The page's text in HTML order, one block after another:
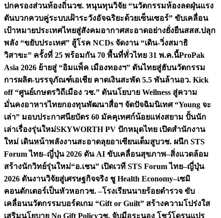
ปกครองส่วนท้องถิ่นวช. หนุนทุนวิจัย “นวัตกรรมห้องลดฝุ่นแรง
ดันบวกควบคู่ระบบเฝ้าระวังอัจฉริยะด้วยเซ็นเซอร์” ขับเคลื่อน
เป้าหมายประเทศไทยสู่สังคมอากาศสะอาดอย่างยั่งยืนสสส.ปลุก
พลัง “ขยับประเทศ” สู้โรค NCDs จัดงาน “เดิน-วิ่งสมาธิ
วิสาขะ” ครั้งที่ 25 พร้อมกัน 70 พื้นที่ทั่วไทย 31 พ.ค.นี้ProPak
Asia 2026 ย้ายสู่ “อิมแพ็ค เมืองทองฯ” ดันไทยสู่ฮับนวัตกรรม
การผลิต-บรรจุภัณฑ์เอเชีย คาดเงินสะพัด 5.5 พันล้านอว. Kick
off “ศูนย์เกษตรวิถีเมือง วช.” ดันนโยบาย Wellness สู่ความ
มั่นคงอาหารไทยกองทุนพัฒนาสื่อฯ จัดปัจฉิมนิเทศ “Young จะ
เล่า” มอบประกาศนียบัตร 60 มัคคุเทศก์น้อยแห่งสยาม ปั้นนัก
เล่าเรื่องรุ่นใหม่SKYWORTH PV ปักหมุดไทย เปิดสำนักงาน
ใหม่ เดินหน้าพลังงานสะอาดลุยอาเซียนเต็มสูบวช. ผนึก STS
Forum ไทย–ญี่ปุ่น 2026 ดัน AI ขับเคลื่อนสุขภาพ–สิ่งแวดล้อม
สร้างนักวิทย์รุ่นใหม่“อ.เชน” เปิดเวที STS Forum ไทย–ญี่ปุ่น
2026 ดันงานวิจัยสู่เศรษฐกิจจริง ชู Health Economy–เซมิ
คอนดักเตอร์เป็นหัวหอกวช. –โรงเรียนนายร้อยตำรวจ ขับ
เคลื่อนนวัตกรรมบอร์ดเกม “Gift or Guilt” สร้างความโปร่งใส
เสริมนโยบาย No Gift Policyวช. จับมือระนอง โชว์โดรนแปร